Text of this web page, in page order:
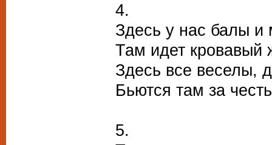
4.
Здесь у нас балы и
Там идет кровавый
Здесь все веселы,
Бьются там за
5.